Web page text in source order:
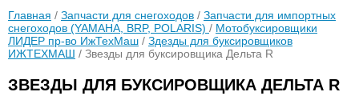
Главная / Запчасти для снегоходов / Запчасти для импортных
снегоходов (YAMAHA, BRP, POLARIS) / Мотобуксировщики
ЛИДЕР пр-во ИжТехМаш / Здезды для буксировщиков
ИЖТЕХМАШ / Звезды для буксировщика Дельта R
ЗВЕЗДЫ ДЛЯ БУКСИРОВЩИКА ДЕЛЬТА R